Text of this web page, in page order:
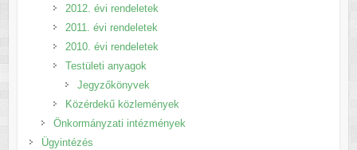
2012. évi rendeletek
2011. évi rendeletek
2010. évi rendeletek
Testületi anyagok
Jegyzőkönyvek
Közérdekű közlemények
Önkormányzati intézmények
Ügyintézés